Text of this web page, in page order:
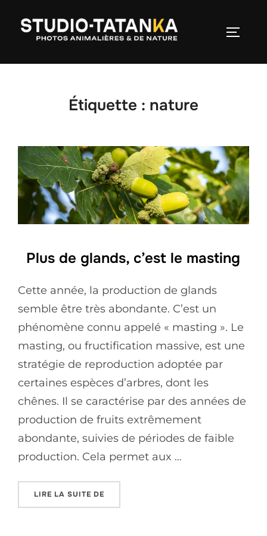
Étiquette : nature
Plus de glands, c’est le masting
Cette année, la production de glands
semble être très abondante. C’est un
phénomène connu appelé « masting ». Le
masting, ou fructification massive, est une
stratégie de reproduction adoptée par
certaines espèces d’arbres, dont les
chênes. Il se caractérise par des années de
production de fruits extrêmement
abondante, suivies de périodes de faible
production. Cela permet aux …
LIRE LA SUITE DE